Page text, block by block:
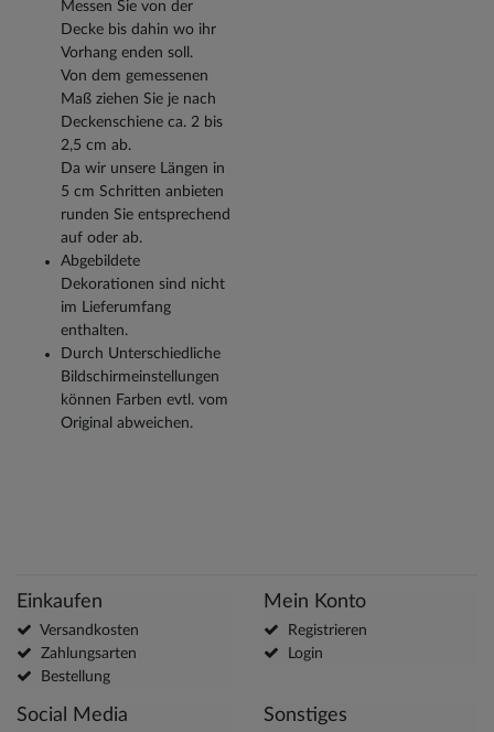
Messen Sie von der
Decke bis dahin wo ihr
Vorhang enden soll.
Von dem gemessenen
Maß ziehen Sie je nach
Deckenschiene ca. 2 bis
2,5 cm ab.
Da wir unsere Längen in
5 cm Schritten anbieten
runden Sie entsprechend
auf oder ab.
Abgebildete
Dekorationen sind nicht
im Lieferumfang
enthalten.
Durch Unterschiedliche
Bildschirmeinstellungen
können Farben evtl. vom
Original abweichen.
Einkaufen
Versandkosten
Zahlungsarten
Bestellung
Mein Konto
Registrieren
Login
Social Media Sonstiges